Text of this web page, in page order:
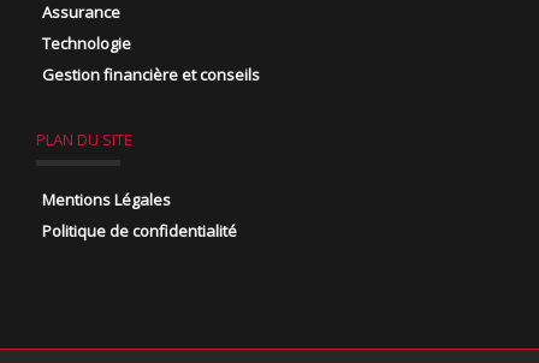
Assurance
Technologie
Gestion financière et conseils
PLAN DU SITE
Mentions Légales
Politique de confidentialité